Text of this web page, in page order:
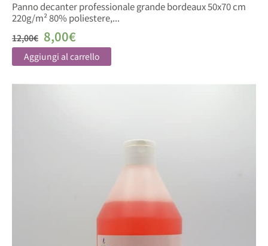
Panno decanter professionale grande bordeaux 50x70 cm
220g/m² 80% poliestere,...
12,00€ 8,00€
Aggiungi al carrello